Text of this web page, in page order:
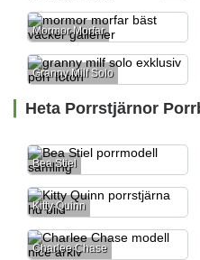
Mormor Morfar
Granny Milf Solo
Heta Porrstjärnor
Bea Stiel
Kitty Quinn
Charlee Chase